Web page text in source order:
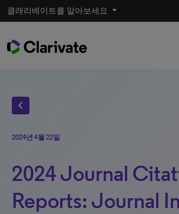
클래리베이트를 알아보세요
chevron_left
2024년 4월 22일
2024 Journal
Reports: Journal